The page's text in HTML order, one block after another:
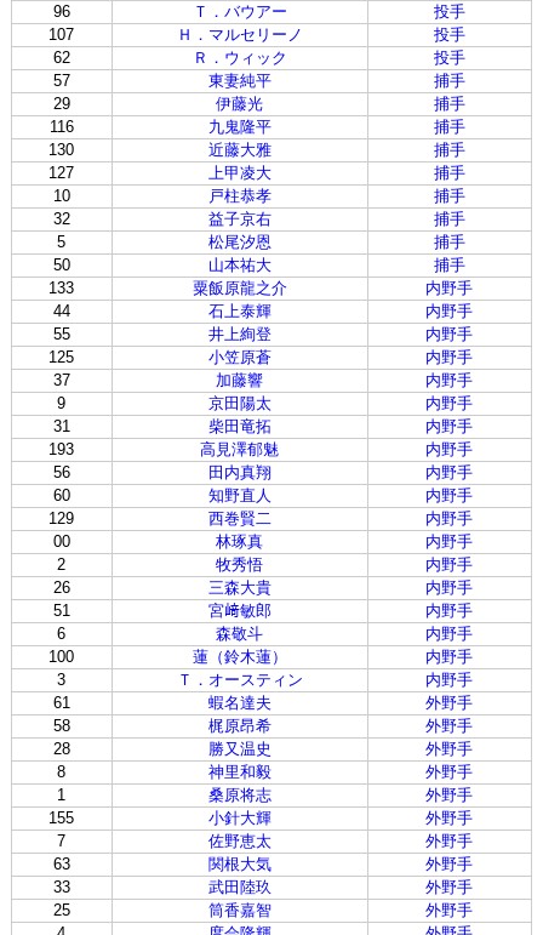
96
Ｔ．バウアー
投手
107
Ｈ．マルセリーノ
投手
62
Ｒ．ウィック
投手
57
東妻純平
捕手
29
伊藤光
捕手
116
九鬼隆平
捕手
130
近藤大雅
捕手
127
上甲凌大
捕手
10
戸柱恭孝
捕手
32
益子京右
捕手
5
松尾汐恩
捕手
50
山本祐大
捕手
133
粟飯原龍之介
内野手
44
石上泰輝
内野手
55
井上絢登
内野手
125
小笠原蒼
内野手
37
加藤響
内野手
9
京田陽太
内野手
31
柴田竜拓
内野手
193
高見澤郁魅
内野手
56
田内真翔
内野手
60
知野直人
内野手
129
西巻賢二
内野手
00
林琢真
内野手
2
牧秀悟
内野手
26
三森大貴
内野手
51
宮﨑敏郎
内野手
6
森敬斗
内野手
100
蓮（鈴木蓮）
内野手
3
Ｔ．オースティン
内野手
61
蝦名達夫
外野手
58
梶原昂希
外野手
28
勝又温史
外野手
8
神里和毅
外野手
1
桑原将志
外野手
155
小針大輝
外野手
7
佐野恵太
外野手
63
関根大気
外野手
33
武田陸玖
外野手
25
筒香嘉智
外野手